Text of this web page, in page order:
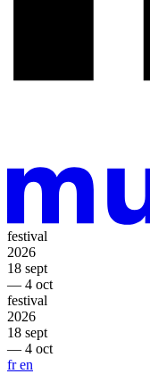
festival
2026
18 sept
— 4 oct
festival
2026
18 sept
— 4 oct
fren